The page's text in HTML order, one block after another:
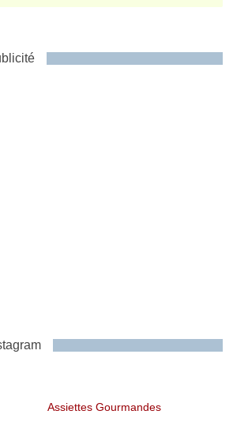
Assiettes Gourmandes